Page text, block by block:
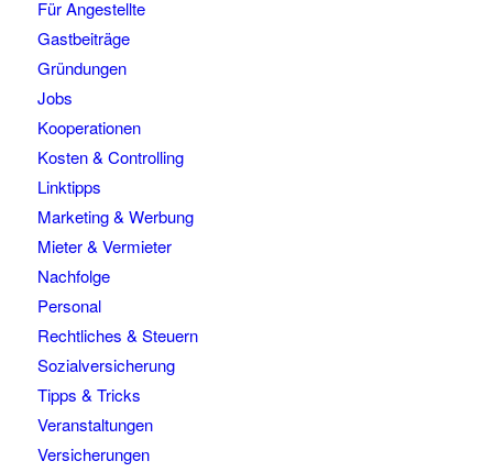
Für Angestellte
Gastbeiträge
Gründungen
Jobs
Kooperationen
Kosten & Controlling
Linktipps
Marketing & Werbung
Mieter & Vermieter
Nachfolge
Personal
Rechtliches & Steuern
Sozialversicherung
Tipps & Tricks
Veranstaltungen
Versicherungen